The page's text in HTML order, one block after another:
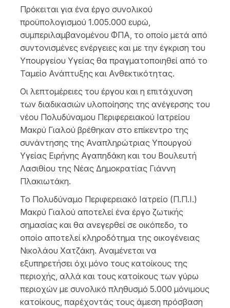
Πρόκειται για ένα έργο συνολικού
προϋπολογισμού 1.005.000 ευρώ,
συμπεριλαμβανομένου ΦΠΑ, το οποίο μετά από
συντονισμένες ενέργειες και με την έγκριση του
Υπουργείου Υγείας θα πραγματοποιηθεί από το
Ταμείο Ανάπτυξης και Ανθεκτικότητας.
Οι λεπτομέρειες του έργου και η επιτάχυνση
των διαδικασιών υλοποίησης της ανέγερσης του
νέου Πολυδύναμου Περιφερειακού Ιατρείου
Μακρύ Γιαλού βρέθηκαν στο επίκεντρο της
συνάντησης της Αναπληρώτριας Υπουργού
Υγείας Ειρήνης Αγαπηδάκη και του Βουλευτή
Λασιθίου της Νέας Δημοκρατίας Γιάννη
Πλακιωτάκη.
Το Πολυδύναμο Περιφερειακό Ιατρείο (Π.Π.Ι.)
Μακρύ Γιαλού αποτελεί ένα έργο ζωτικής
σημασίας και θα ανεγερθεί σε οικόπεδο, το
οποίο αποτελεί κληροδότημα της οικογένειας
Νικολάου Χατζάκη. Αναμένεται να
εξυπηρετήσει όχι μόνο τους κατοίκους της
περιοχής, αλλά και τους κατοίκους των γύρω
περιοχών με συνολικό πληθυσμό 5.000 μόνιμους
κατοίκους, παρέχοντάς τους άμεση πρόσβαση